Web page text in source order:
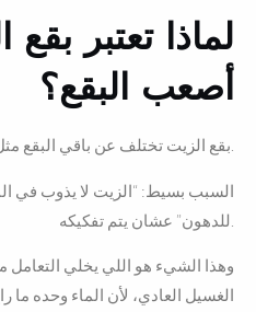
لماذا تعتبر
أصعب البقع؟
بقع الزيت تختلف عن باقي البقع مثل القهوة أو العصير.
السبب بسيط: “الزيت لا يذوب في
للدهون” عشان يتم تفكيكه.
وهذا الشيء هو اللي يخلي التعامل
الغسيل العادي، لأن الماء وحده